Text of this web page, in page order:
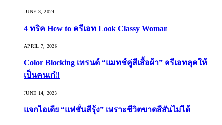
JUNE 3, 2024
4 ทริค How to ครีเอท Look Classy Woman
APRIL 7, 2026
Color Blocking เทรนด์ “แมทช์คู่สีเสื้อผ้า” ครีเอทลุคให้
เป็นคนเก๋!!
JUNE 14, 2023
แจกไอเดีย “แฟชั่นสีรุ้ง” เพราะชีวิตขาดสีสันไม่ได้